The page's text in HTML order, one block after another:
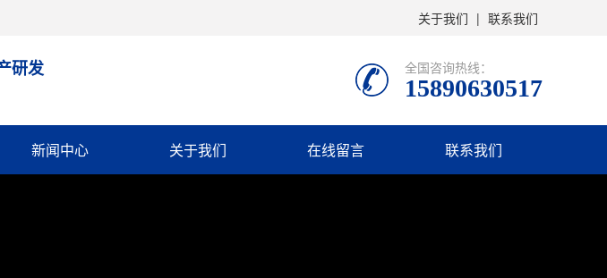
关于我们 | 联系我们
研发 全国咨询热线：
15890630517
新闻中心 关于我们 在线留言 联系我们